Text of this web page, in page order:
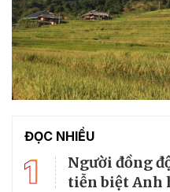
ĐỌC NHIỀU
1
Người đồng
tiễn biệt Anh